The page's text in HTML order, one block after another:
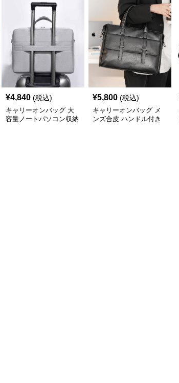
¥4,840 (税込)
キャリーオンバッグ 大
容量ノートパソコン収納
¥5,800 (税込)
キャリーオンバッグ メ
ンズ合皮 ハンドル付き